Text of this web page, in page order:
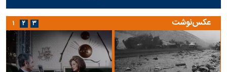
عکس‌نوشت ۱ ۲ ۳